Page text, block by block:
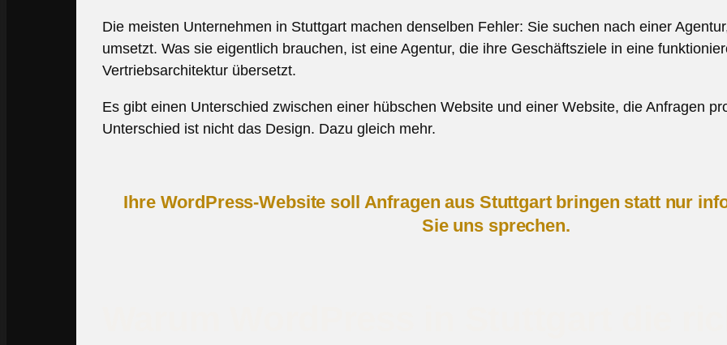
Die meisten Unternehmen in Stuttgart machen denselben Fehler: Sie suchen nach einer
umsetzt. Was sie eigentlich brauchen, ist eine Agentur, die ihre Geschäftsziele in eine
Vertriebsarchitektur übersetzt.
Es gibt einen Unterschied zwischen einer hübschen Website und einer Website, die Anfragen
Unterschied ist nicht das Design. Dazu gleich mehr.
Ihre WordPress-Website soll Anfragen aus Stuttgart bringen statt nur
Sie uns sprechen.